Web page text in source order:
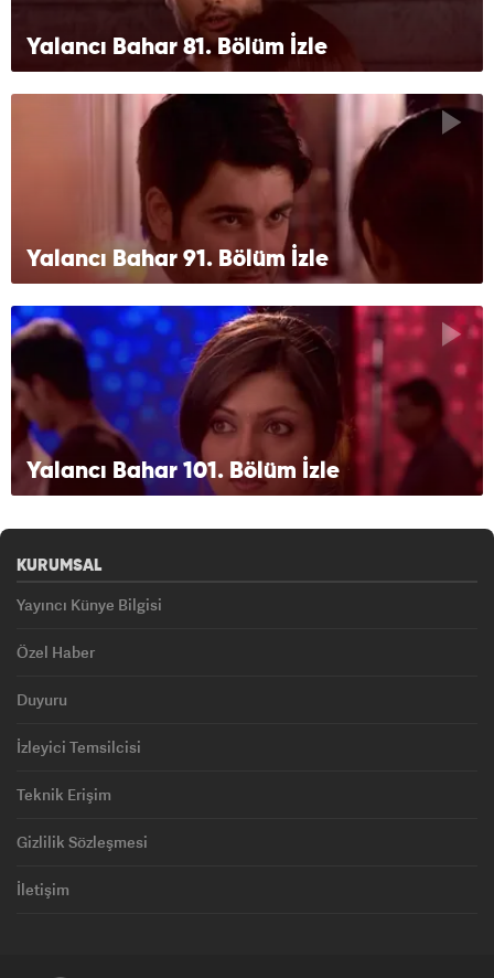
Yalancı Bahar 81. Bölüm İzle
Yalancı Bahar 91. Bölüm İzle
Yalancı Bahar 101. Bölüm İzle
KURUMSAL
Yayıncı Künye Bilgisi
Özel Haber
Duyuru
İzleyici Temsilcisi
Teknik Erişim
Gizlilik Sözleşmesi
İletişim